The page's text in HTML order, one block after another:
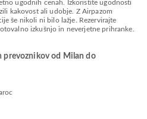
ugodnih cenah. Izkoristite ugodnosti
kakovost ali udobje. Z Airpazom
še nikoli ni bilo lažje. Rezervirajte
izkušnjo in neverjetne prihranke.
prevoznikov od Milan do